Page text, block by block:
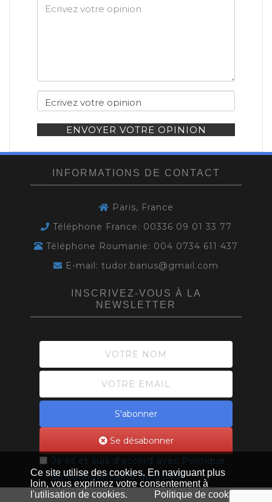
ENVOYER VOTRE OPINION
INFORMATIONS DE CONTACT
Paris, France
Téléphone France: 00336 09 01 33 77
Téléphone Roumanie: 004 0734 611 437
E-mail: tudor.banus@gmail.com
INSCRIVEZ-VOUS À LA
NEWSLETTER
S'abonner
Se désabonner
Je lis et suis d'accord avec Politique
de confidentialité du GDPR
Ce site utilise des cookies. En naviguant plus
loin, vous exprimez votre consentement à
l'utilisation de cookies.
Politique de cookies